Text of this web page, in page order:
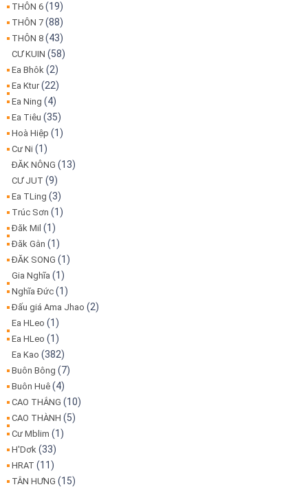
THÔN 6 (19)
THÔN 7 (88)
THÔN 8 (43)
CƯ KUIN (58)
Ea Bhôk (2)
Ea Ktur(22)
Ea Ning (4)
Ea Tiêu (35)
Hoà Hiệp (1)
Cư Ni (1)
ĐĂK NÔNG (13)
CƯ JUT (9)
Ea TLing (3)
Trúc Sơn (1)
Đăk Mil (1)
Đăk Gằn (1)
ĐĂK SONG (1)
Gia Nghĩa (1)
Nghĩa Đức (1)
Đấu giá Ama Jhao (2)
Ea HLeo (1)
Ea HLeo (1)
Ea Kao (382)
Buôn Bông (7)
Buôn Huê (4)
CAO THẮNG (10)
CAO THÀNH (5)
Cư Mblim (1)
H'Dơk (33)
HRAT (11)
TÂN HƯNG (15)